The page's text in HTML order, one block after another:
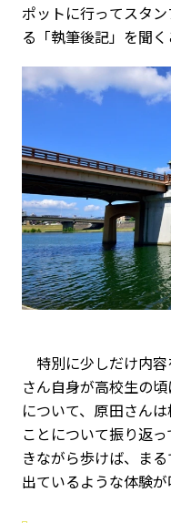
ポットに行ってスタ
る 「執筆後記」 を聞く
特別に少しだけ内
さん自身が高校生の
について、原田さん
ことについて振り返
きながら歩けば、ま
出ているような体験が